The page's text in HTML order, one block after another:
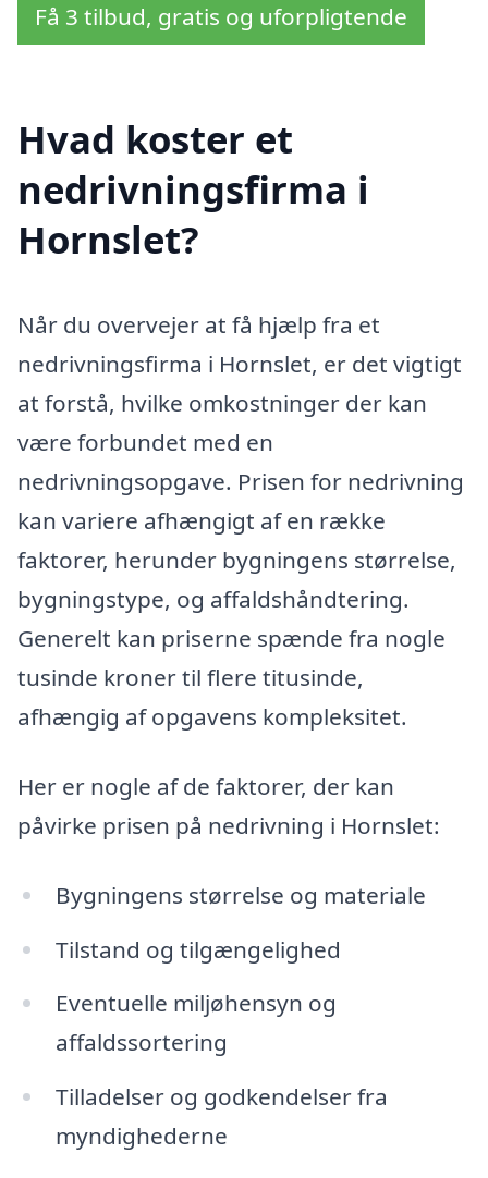
Få 3 tilbud, gratis og uforpligtende
Hvad koster et
nedrivningsfirma i
Hornslet?
Når du overvejer at få hjælp fra et
nedrivningsfirma i Hornslet, er det vigtigt
at forstå, hvilke omkostninger der kan
være forbundet med en
nedrivningsopgave. Prisen for nedrivning
kan variere afhængigt af en række
faktorer, herunder bygningens størrelse,
bygningstype, og affaldshåndtering.
Generelt kan priserne spænde fra nogle
tusinde kroner til flere titusinde,
afhængig af opgavens kompleksitet.
Her er nogle af de faktorer, der kan
påvirke prisen på nedrivning i Hornslet:
Bygningens størrelse og materiale
Tilstand og tilgængelighed
Eventuelle miljøhensyn og
affaldssortering
Tilladelser og godkendelser fra
myndighederne